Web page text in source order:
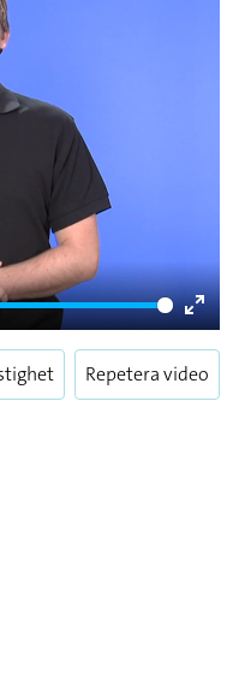
Enter
Repetera video